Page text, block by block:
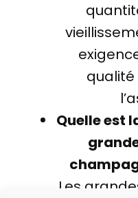
qualité
Quelle est
Les